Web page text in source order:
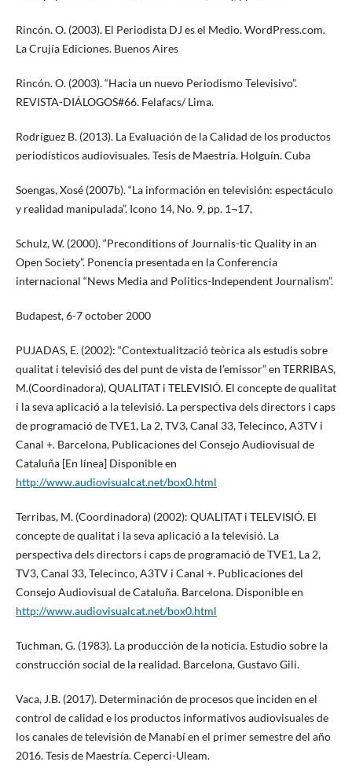
Rincón. O. (2003). El Periodista DJ es el Medio. WordPress.com.
La Crujía Ediciones. Buenos Aires
Rincón. O. (2003). “Hacia un nuevo Periodismo Televisivo”.
REVISTA-DIÁLOGOS#66. Felafacs/ Lima.
Rodríguez B. (2013). La Evaluación de la Calidad de los productos
periodísticos audiovisuales. Tesis de Maestría. Holguín. Cuba
Soengas, Xosé (2007b). “La información en televisión: espectáculo
y realidad manipulada”. Icono 14, No. 9, pp. 1¬17,
Schulz, W. (2000). “Preconditions of Journalis-tic Quality in an
Open Society”. Ponencia presentada en la Conferencia
internacional “News Media and Politics-Independent Journalism”.
Budapest, 6-7 october 2000
PUJADAS, E. (2002): “Contextualització teòrica als estudis sobre
qualitat i televisió des del punt de vista de l’emissor” en TERRIBAS,
M.(Coordinadora), QUALITAT i TELEVISIÓ. El concepte de qualitat
i la seva aplicació a la televisió. La perspectiva dels directors i caps
de programació de TVE1, La 2, TV3, Canal 33, Telecinco, A3TV i
Canal +. Barcelona, Publicaciones del Consejo Audiovisual de
Cataluña [En línea] Disponible en
http://www.audiovisualcat.net/box0.html
Terribas, M. (Coordinadora) (2002): QUALITAT i TELEVISIÓ. El
concepte de qualitat i la seva aplicació a la televisió. La
perspectiva dels directors i caps de programació de TVE1, La 2,
TV3, Canal 33, Telecinco, A3TV i Canal +. Publicaciones del
Consejo Audiovisual de Cataluña. Barcelona. Disponible en
http://www.audiovisualcat.net/box0.html
Tuchman, G. (1983). La producción de la noticia. Estudio sobre la
construcción social de la realidad. Barcelona, Gustavo Gili.
Vaca, J.B. (2017). Determinación de procesos que inciden en el
control de calidad e los productos informativos audiovisuales de
los canales de televisión de Manabí en el primer semestre del año
2016. Tesis de Maestría. Ceperci-Uleam.